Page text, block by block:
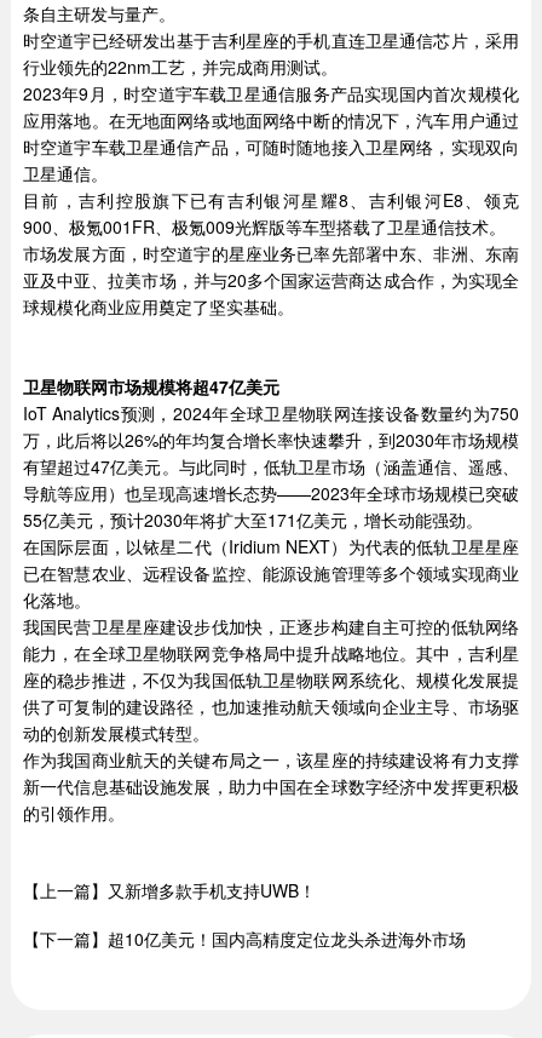
条自主研发与量产。
时空道宇已经研发出基于吉利星座的手机直连卫星通信芯片，采用
行业领先的22nm工艺，并完成商用测试。
2023年9月，时空道宇车载卫星通信服务产品实现国内首次规模化
应用落地。在无地面网络或地面网络中断的情况下，汽车用户通过
时空道宇车载卫星通信产品，可随时随地接入卫星网络，实现双向
卫星通信。
目前，吉利控股旗下已有吉利银河星耀8、吉利银河E8、领克
900、极氪001FR、极氪009光辉版等车型搭载了卫星通信技术。
市场发展方面，时空道宇的星座业务已率先部署中东、非洲、东南
亚及中亚、拉美市场，并与20多个国家运营商达成合作，为实现全
球规模化商业应用奠定了坚实基础。
卫星物联网市场规模将超47亿美元
IoT Analytics预测，2024年全球卫星物联网连接设备数量约为750
万，此后将以26%的年均复合增长率快速攀升，到2030年市场规模
有望超过47亿美元。与此同时，低轨卫星市场（涵盖通信、遥感、
导航等应用）也呈现高速增长态势——2023年全球市场规模已突破
55亿美元，预计2030年将扩大至171亿美元，增长动能强劲。
在国际层面，以铱星二代（Iridium NEXT）为代表的低轨卫星星座
已在智慧农业、远程设备监控、能源设施管理等多个领域实现商业
化落地。
我国民营卫星星座建设步伐加快，正逐步构建自主可控的低轨网络
能力，在全球卫星物联网竞争格局中提升战略地位。其中，吉利星
座的稳步推进，不仅为我国低轨卫星物联网系统化、规模化发展提
供了可复制的建设路径，也加速推动航天领域向企业主导、市场驱
动的创新发展模式转型。
作为我国商业航天的关键布局之一，该星座的持续建设将有力支撑
新一代信息基础设施发展，助力中国在全球数字经济中发挥更积极
的引领作用。
【上一篇】又新增多款手机支持UWB！
【下一篇】超10亿美元！国内高精度定位龙头杀进海外市场